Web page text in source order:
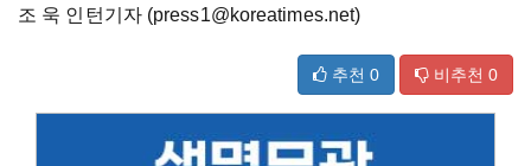
조 욱 인턴기자 (press1@koreatimes.net)
추천 0 비추천 0